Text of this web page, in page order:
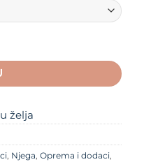
pranja) količina
želja
Njega Oprema i dodaci